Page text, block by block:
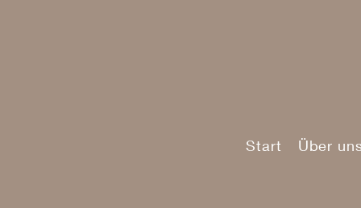
Start Über